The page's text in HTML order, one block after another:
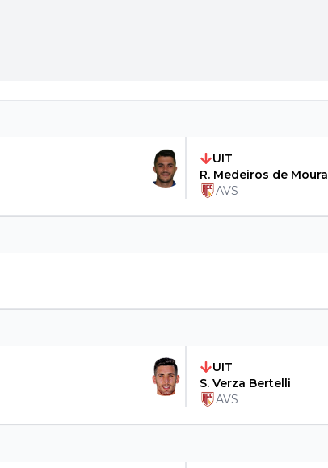
UIT
S. Verza Bertelli
AVS
UIT
R. Medeiros de Moura
AVS